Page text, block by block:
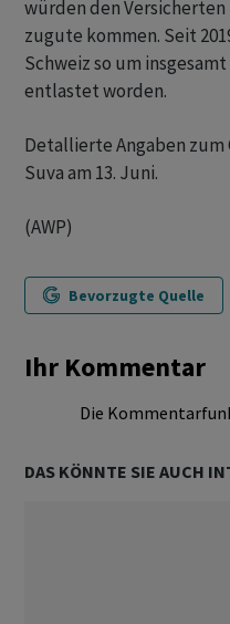
würden den
zugute kommen. Seit
Schweiz so um
entlastet worden.
Detallierte Angaben zum
Suva am 13. Juni.
(AWP)
Bevorzugte Quelle
Ihr Kommentar
Die
DAS KÖNNTE SIE AUCH